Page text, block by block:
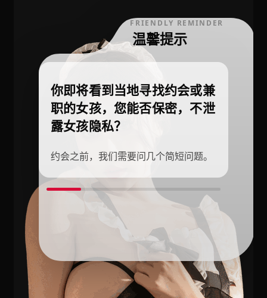
FRIENDLY REMINDER
温馨提示
你即将看到当地寻找约会或兼
职的女孩，您能否保密，不泄
露女孩隐私？
约会之前，我们需要问几个简短问题。